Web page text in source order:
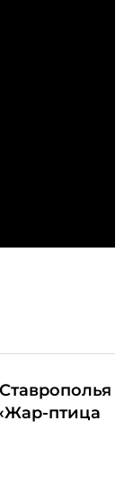
птица